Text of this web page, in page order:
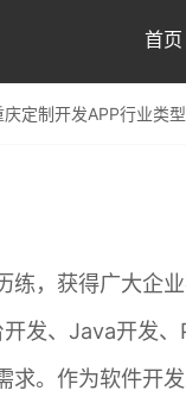
首页
庆定制开发APP行业类
练，获得广大企
发、Java开发
。作为软件开